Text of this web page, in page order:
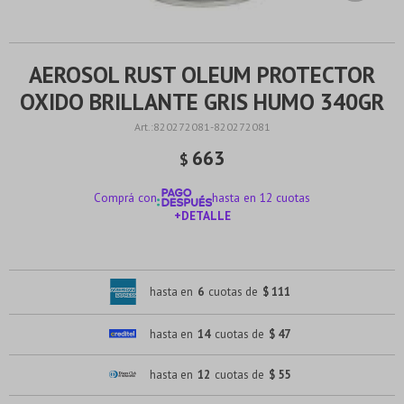
AEROSOL RUST OLEUM PROTECTOR
OXIDO BRILLANTE GRIS HUMO 340GR
820272081-820272081
$ 663
Comprá con
hasta en 12 cuotas
+DETALLE
hasta en 6 cuotas de $ 111
hasta en 14 cuotas de $ 47
hasta en 12 cuotas de $ 55